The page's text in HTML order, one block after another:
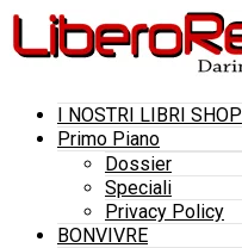
I NOSTRI LIBRI SHOP
Primo Piano
Dossier
Speciali
Privacy Policy
BONVIVRE